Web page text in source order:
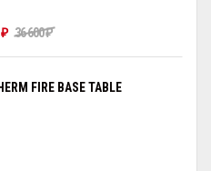
₽ 36 600₽
FIRE BASE TABLE